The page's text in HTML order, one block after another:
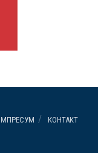
КОНТАКТ